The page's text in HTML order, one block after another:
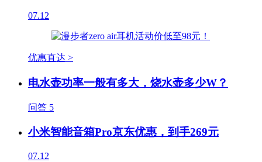
07.12
优惠直达 >
电水壶功率一般有多大，烧水壶多少W？
问答 5
小米智能音箱Pro京东优惠，到手269元
07.12